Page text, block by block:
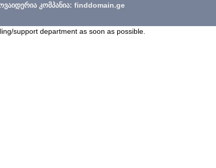
კომპანია: finddomain.ge
support department as soon as possible.